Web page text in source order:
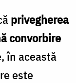
privegherea
convorbire
în această
este